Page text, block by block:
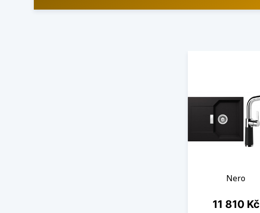
Nero
Cena
11 810 Kč